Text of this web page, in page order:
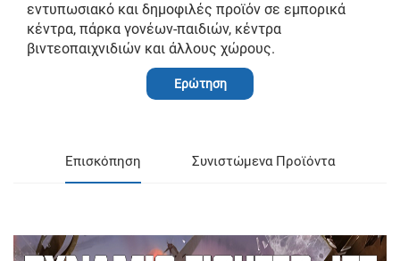
εντυπωσιακό και δημοφιλές προϊόν σε εμπορικά
κέντρα, πάρκα γονέων-παιδιών, κέντρα
βιντεοπαιχνιδιών και άλλους χώρους.
Ερώτηση
Επισκόπηση Συνιστώμενα Προϊόντα